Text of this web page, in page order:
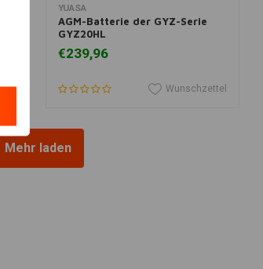
In den Warenkorb legen
YUASA
AGM-Batterie der GYZ-Serie
GYZ20HL
€239,96
Wunschzettel
Mehr laden